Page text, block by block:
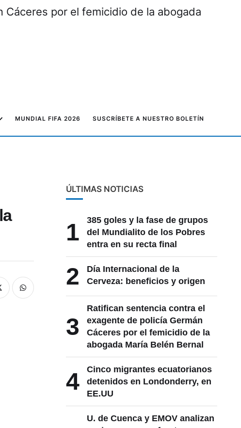
por el femicidio de la abogada
MUNDIAL FIFA 2026 SUSCRÍBETE A NUESTRO BOLETÍN
ÚLTIMAS NOTICIAS
1
385 goles y la fase de grupos
del Mundialito de los Pobres
entra en su recta final
2
Día Internacional de la
Cerveza: beneficios y origen
3
Ratifican sentencia contra el
exagente de policía Germán
Cáceres por el femicidio de la
abogada María Belén Bernal
4
Cinco migrantes ecuatorianos
detenidos en Londonderry, en
EE.UU
U. de Cuenca y EMOV analizan